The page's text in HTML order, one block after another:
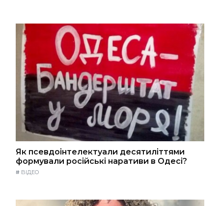
Як псевдоінтелектуали десятиліттями
формували російські наративи в Одесі?
# ВІДЕО